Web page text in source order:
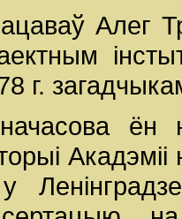
Алег
г.
ён